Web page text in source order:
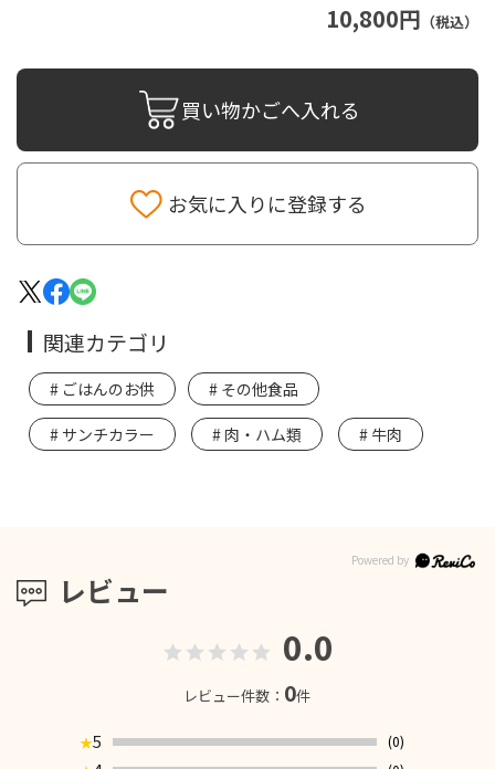
10,800円 （税込）
買い物かごへ入れる
お気に入りに登録する
レビュー
0.0
レビュー件数： 0件
★5
(0)
関連カテゴリ
ごはんのお供 その他食品
サンチカラー 肉・ハム類 牛肉